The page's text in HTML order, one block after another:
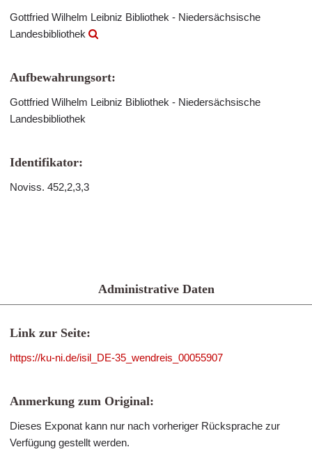
Gottfried Wilhelm Leibniz Bibliothek - Niedersächsische
Landesbibliothek
Aufbewahrungsort:
Gottfried Wilhelm Leibniz Bibliothek - Niedersächsische
Landesbibliothek
Identifikator:
Noviss. 452,2,3,3
Administrative Daten
Link zur Seite:
https://ku-ni.de/isil_DE-35_wendreis_00055907
Anmerkung zum Original:
Dieses Exponat kann nur nach vorheriger Rücksprache zur
Verfügung gestellt werden.